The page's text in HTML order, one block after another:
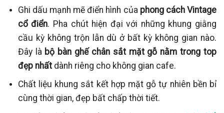
Ghi dấu mạnh mẽ điển hình của phong cách Vintage
cổ điển. Pha chút hiện đại với những khung giằng
cầu kỳ không trộn lẫn dù ở bất kỳ không gian nào.
Đây là bộ bàn ghế chân sắt mặt gỗ nằm trong top
đẹp nhấtdành riêng cho không gian cafe.
Chất liệu khung sắt kết hợp mặt gỗ tự nhiên bền bỉ
cùng thời gian, đẹp bất chấp thời tiết.